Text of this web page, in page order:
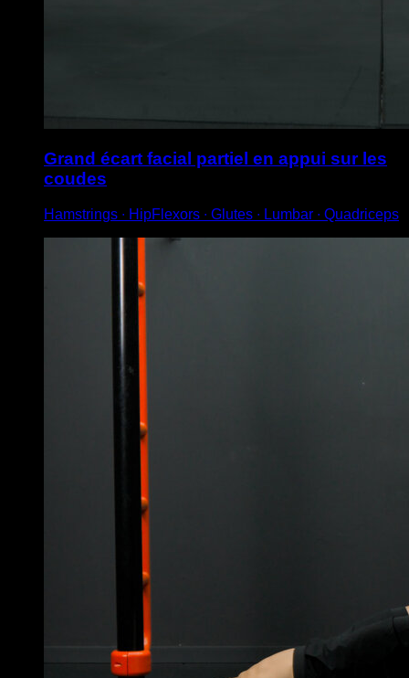
Grand écart facial partiel en appui sur les
coudes
Hamstrings ∙ HipFlexors ∙ Glutes ∙ Lumbar ∙ Quadriceps